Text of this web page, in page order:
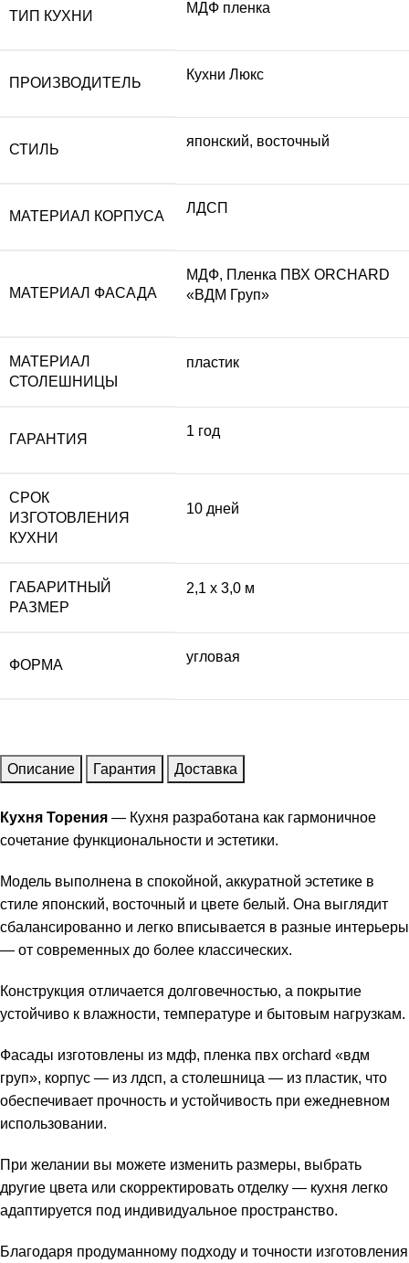
ТИП КУХНИ
МДФ пленка
ПРОИЗВОДИТЕЛЬ
Кухни Люкс
СТИЛЬ
японский, восточный
МАТЕРИАЛ КОРПУСА
ЛДСП
МАТЕРИАЛ ФАСАДА
МДФ, Пленка ПВХ ORCHARD
«ВДМ Груп»
МАТЕРИАЛ
СТОЛЕШНИЦЫ
пластик
ГАРАНТИЯ
1 год
СРОК
ИЗГОТОВЛЕНИЯ
КУХНИ
10 дней
ГАБАРИТНЫЙ
РАЗМЕР
2,1 x 3,0 м
ФОРМА
угловая
Описание Гарантия Доставка
Кухня Торения — Кухня разработана как гармоничное
сочетание функциональности и эстетики.
Модель выполнена в спокойной, аккуратной эстетике в
стиле японский, восточный и цвете белый. Она выглядит
сбалансированно и легко вписывается в разные интерьеры
— от современных до более классических.
Конструкция отличается долговечностью, а покрытие
устойчиво к влажности, температуре и бытовым нагрузкам.
Фасады изготовлены из мдф, пленка пвх orchard «вдм
груп», корпус — из лдсп, а столешница — из пластик, что
обеспечивает прочность и устойчивость при ежедневном
использовании.
При желании вы можете изменить размеры, выбрать
другие цвета или скорректировать отделку — кухня легко
адаптируется под индивидуальное пространство.
Благодаря продуманному подходу и точности изготовления